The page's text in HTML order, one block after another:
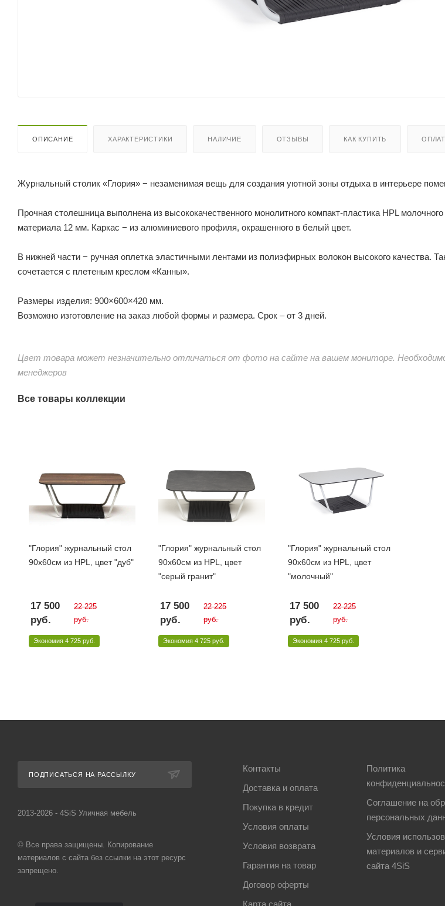
ОПИСАНИЕ ХАРАКТЕРИСТИКИ НАЛИЧИЕ ОТЗЫВЫ КАК КУПИТЬ
Журнальный столик «Глория» − незаменимая вещь для создания уютной зоны отдыха в интерьере
Прочная столешница выполнена из высококачественного монолитного компакт-пластика HPL
материала 12 мм. Каркас − из алюминиевого профиля, окрашенного в белый цвет.
В нижней части − ручная оплетка эластичными лентами из полиэфирных волокон высокого качества.
сочетается с плетеным креслом «Канны».
Размеры изделия: 900×600×420 мм.
Возможно изготовление на заказ любой формы и размера. Срок – от 3 дней.
Цвет товара может незначительно отличаться от фото на сайте на вашем мониторе.
менеджеров
Все товары коллекции
"Глория" журнальный стол
90х60см из HPL, цвет "дуб"
17 500
руб.
22 225
руб.
Экономия 4 725 руб.
"Глория" журнальный стол
90х60см из HPL, цвет
"серый гранит"
17 500
руб.
22 225
руб.
Экономия 4 725 руб.
"Глория" журнальный стол
90х60см из HPL, цвет
"молочный"
17 500
руб.
22 225
руб.
Экономия 4 725 руб.
ПОДПИСАТЬСЯ НА РАССЫЛКУ
2013-2026 - 4SiS Уличная мебель
© Все права защищены. Копирование
материалов с сайта без ссылки на этот ресурс
запрещено.
Контакты
Доставка и оплата
Покупка в кредит
Условия оплаты
Условия возврата
Гарантия на товар
Договор оферты
Карта сайта
Политика
Соглашение на
персональных
Условия
материалов и
сайта 4SiS